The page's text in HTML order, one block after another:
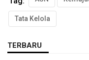
Tata Kelola
TERBARU